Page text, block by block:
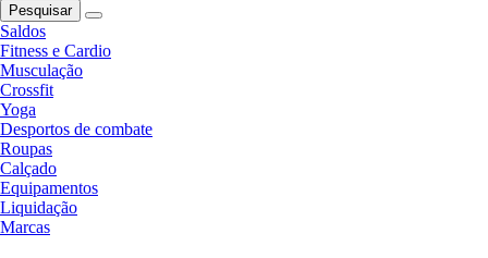
Pesquisar
Saldos
Fitness e Cardio
Musculação
Crossfit
Yoga
Desportos de combate
Roupas
Calçado
Equipamentos
Liquidação
Marcas